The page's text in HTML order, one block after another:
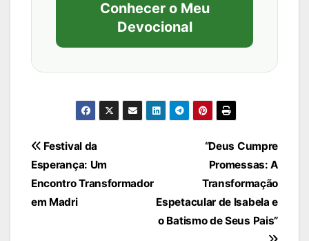
Conhecer o Meu
Devocional
Navegação
de
Post
“Deus Cumpre
Promessas: A
Transformação
Espetacular de Isabela e
o Batismo de Seus Pais”
Festival da
Esperança: Um
Encontro Transformador
em Madri